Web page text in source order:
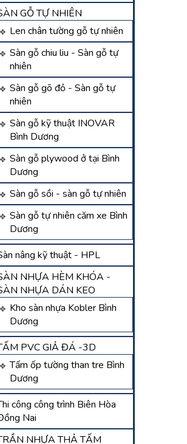
GỖ TỰ NHIÊN
Len chân tường gỗ tự nhiên
Sàn gỗ chiu liu - Sàn gỗ tự
nhiên
Sàn gỗ gõ đỏ - Sàn gỗ tự
nhiên
Sàn gỗ kỹ thuật INOVAR
Bình Dương
Sàn gỗ plywood ở tại Bình
Dương
Sàn gỗ sồi - sàn gỗ tự nhiên
Sàn gỗ tự nhiên căm xe Bình
Dương
nâng kỹ thuật - HPL
NHỰA HÈM KHÓA -
NHỰA DÁN KEO
Kho sàn nhựa Kobler Bình
Dương
PVC GIẢ ĐÁ -3D
Tấm ốp tường than tre Bình
Dương
công công trình Biên Hòa
Nai
NHỰA THẢ TẤM